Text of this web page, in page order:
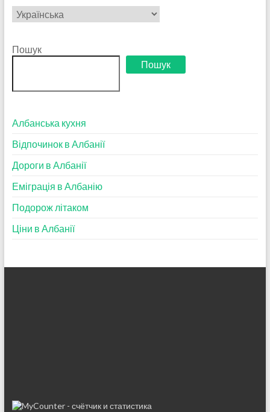
Вибрати
мову
Пошук
Пошук
Албанська кухня
Відпочинок в Албанії
Дороги в Албанії
Еміграція в Албанію
Подорож літаком
Ціни в Албанії